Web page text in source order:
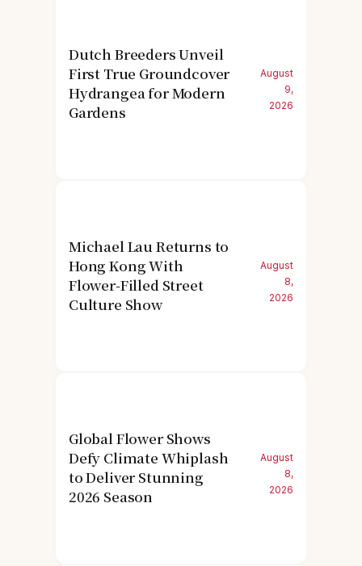
Dutch Breeders Unveil
First True Groundcover
Hydrangea for Modern
Gardens
August
9,
2026
Michael Lau Returns to
Hong Kong With
Flower-Filled Street
Culture Show
August
8,
2026
Global Flower Shows
Defy Climate Whiplash
to Deliver Stunning
2026 Season
August
8,
2026